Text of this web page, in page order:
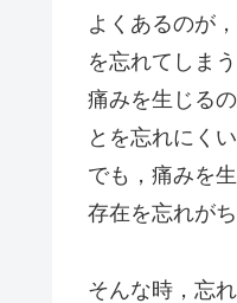
よくあるのが
を忘れてしま
痛みを生じる
とを忘れにく
でも，痛みを
存在を忘れがち
そんな時，忘